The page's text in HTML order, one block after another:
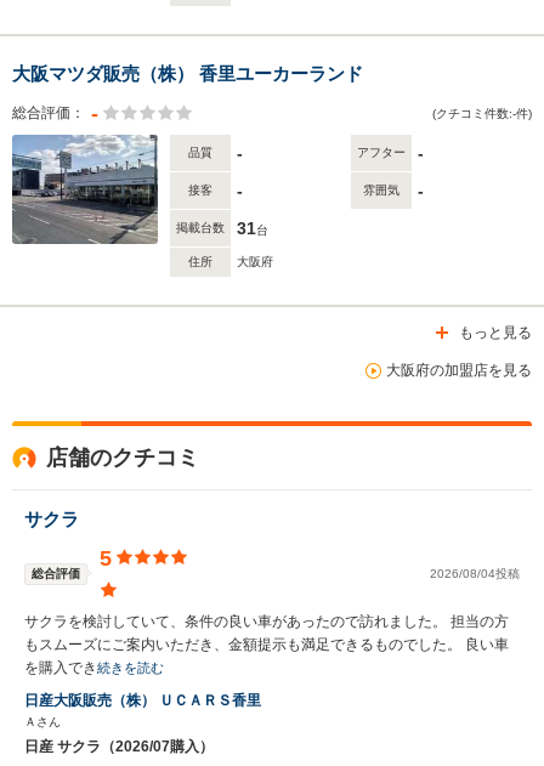
大阪マツダ販売（株） 香里ユーカーランド
総合評価： - (クチコミ件数:-件)
品質 - アフター -
接客 - 雰囲気 -
掲載台数 31台
住所 大阪府
もっと見る
大阪府の加盟店を見る
店舗のクチコミ
サクラ
総合評価
5
2026/08/04投稿
サクラを検討していて、条件の良い車があったので訪れました。 担当の方
もスムーズにご案内いただき、金額提示も満足できるものでした。 良い車
を購入でき続きを読む
日産大阪販売（株） ＵＣＡＲＳ香里
Ａさん
日産 サクラ（2026/07購入）